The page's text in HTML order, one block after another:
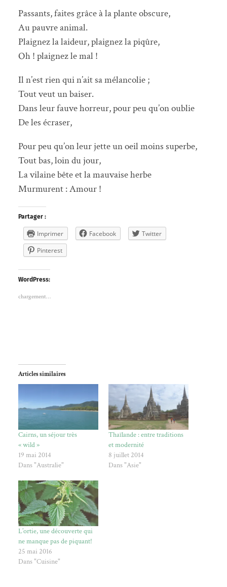
Passants, faites grâce à la plante obscure,
Au pauvre animal.
Plaignez la laideur, plaignez la piqûre,
Oh ! plaignez le mal !
Il n’est rien qui n’ait sa mélancolie ;
Tout veut un baiser.
Dans leur fauve horreur, pour peu qu’on oublie
De les écraser,
Pour peu qu’on leur jette un oeil moins superbe,
Tout bas, loin du jour,
La vilaine bête et la mauvaise herbe
Murmurent : Amour !
Partager :
Imprimer Facebook
Twitter
Pinterest
WordPress:
chargement…
Articles similaires
Cairns, un séjour très
« wild »
19 mai 2014
Dans "Australie"
Thaïlande : entre traditions
et modernité
8 juillet 2014
Dans "Asie"
L’ortie, une découverte qui
ne manque pas de piquant!
25 mai 2016
Dans "Cuisine"